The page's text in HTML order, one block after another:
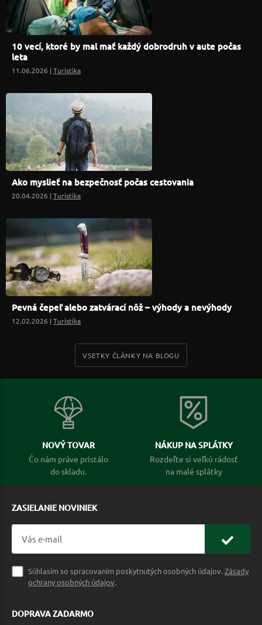
10 vecí, ktoré by mal mať každý dobrodruh v aute počas
leta
11.06.2026 |Turistika
Ako myslieť na bezpečnosť počas cestovania
20.04.2026 |Turistika
Pevná čepeľ alebo zatvárací nôž – výhody a nevýhody
12.02.2026 |Turistika
VSETKY ČLÁNKY NA BLOGU
NOVÝ TOVAR
Čo nám práve pristálo
do skladu.
NÁKUP NA SPLÁTKY
Rozdeľte si veľkú rádosť
na malé splátky
ZASIELANIE NOVINIEK
Súhlasím so spracovaním poskytnutých osobných údajov.Zásady
ochrany osobných údajov.
DOPRAVA ZADARMO